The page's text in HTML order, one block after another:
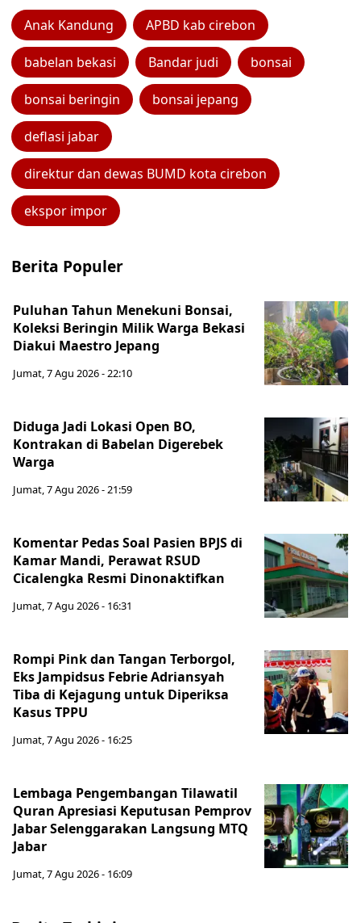
Anak Kandung APBD kab cirebon
babelan bekasi Bandar judi bonsai
bonsai beringin bonsai jepang
deflasi jabar
direktur dan dewas BUMD kota cirebon
ekspor impor
Berita Populer
Puluhan Tahun Menekuni Bonsai,
Koleksi Beringin Milik Warga Bekasi
Diakui Maestro Jepang
Jumat, 7 Agu 2026 - 22:10
Diduga Jadi Lokasi Open BO,
Kontrakan di Babelan Digerebek
Warga
Jumat, 7 Agu 2026 - 21:59
Komentar Pedas Soal Pasien BPJS di
Kamar Mandi, Perawat RSUD
Cicalengka Resmi Dinonaktifkan
Jumat, 7 Agu 2026 - 16:31
Rompi Pink dan Tangan Terborgol,
Eks Jampidsus Febrie Adriansyah
Tiba di Kejagung untuk Diperiksa
Kasus TPPU
Jumat, 7 Agu 2026 - 16:25
Lembaga Pengembangan Tilawatil
Quran Apresiasi Keputusan Pemprov
Jabar Selenggarakan Langsung MTQ
Jabar
Jumat, 7 Agu 2026 - 16:09